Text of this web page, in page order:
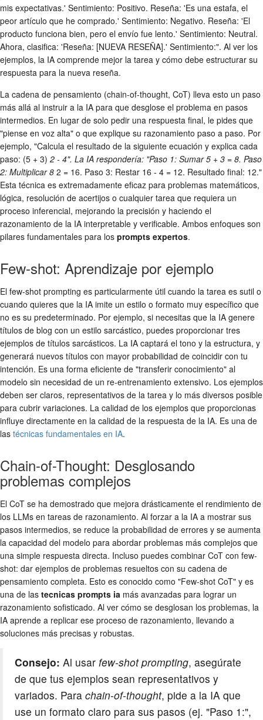
mis expectativas.' Sentimiento: Positivo. Reseña: 'Es una estafa, el
peor artículo que he comprado.' Sentimiento: Negativo. Reseña: 'El
producto funciona bien, pero el envío fue lento.' Sentimiento: Neutral.
Ahora, clasifica: 'Reseña: [NUEVA RESEÑA].' Sentimiento:". Al ver los
ejemplos, la IA comprende mejor la tarea y cómo debe estructurar su
respuesta para la nueva reseña.
La cadena de pensamiento (chain-of-thought, CoT) lleva esto un paso
más allá al instruir a la IA para que desglose el problema en pasos
intermedios. En lugar de solo pedir una respuesta final, le pides que
"piense en voz alta" o que explique su razonamiento paso a paso. Por
ejemplo, "Calcula el resultado de la siguiente ecuación y explica cada
paso: (5 + 3) 2 - 4". La IA respondería: "Paso 1: Sumar 5 + 3 = 8. Paso
2: Multiplicar 8 2 = 16. Paso 3: Restar 16 - 4 = 12. Resultado final: 12."
Esta técnica es extremadamente eficaz para problemas matemáticos,
lógica, resolución de acertijos o cualquier tarea que requiera un
proceso inferencial, mejorando la precisión y haciendo el
razonamiento de la IA interpretable y verificable. Ambos enfoques son
pilares fundamentales para los prompts expertos.
Few-shot: Aprendizaje por ejemplo
El few-shot prompting es particularmente útil cuando la tarea es sutil o
cuando quieres que la IA imite un estilo o formato muy específico que
no es su predeterminado. Por ejemplo, si necesitas que la IA genere
títulos de blog con un estilo sarcástico, puedes proporcionar tres
ejemplos de títulos sarcásticos. La IA captará el tono y la estructura, y
generará nuevos títulos con mayor probabilidad de coincidir con tu
intención. Es una forma eficiente de "transferir conocimiento" al
modelo sin necesidad de un re-entrenamiento extensivo. Los ejemplos
deben ser claros, representativos de la tarea y lo más diversos posible
para cubrir variaciones. La calidad de los ejemplos que proporcionas
influye directamente en la calidad de la respuesta de la IA. Es una de
las técnicas fundamentales en IA.
Chain-of-Thought: Desglosando
problemas complejos
El CoT se ha demostrado que mejora drásticamente el rendimiento de
los LLMs en tareas de razonamiento. Al forzar a la IA a mostrar sus
pasos intermedios, se reduce la probabilidad de errores y se aumenta
la capacidad del modelo para abordar problemas más complejos que
una simple respuesta directa. Incluso puedes combinar CoT con few-
shot: dar ejemplos de problemas resueltos con su cadena de
pensamiento completa. Esto es conocido como "Few-shot CoT" y es
una de las tecnicas prompts ia más avanzadas para lograr un
razonamiento sofisticado. Al ver cómo se desglosan los problemas, la
IA aprende a replicar ese proceso de razonamiento, llevando a
soluciones más precisas y robustas.
Consejo: Al usar few-shot prompting, asegúrate
de que tus ejemplos sean representativos y
variados. Para chain-of-thought, pide a la IA que
use un formato claro para sus pasos (ej. "Paso 1:",